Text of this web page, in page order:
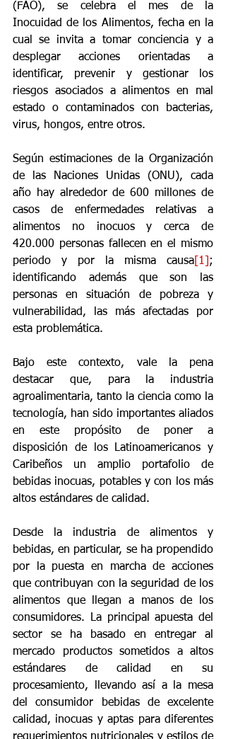
(FAO), se celebra el mes de la
Inocuidad de los Alimentos, fecha en la
cual se invita a tomar conciencia y a
desplegar acciones orientadas a
identificar, prevenir y gestionar los
riesgos asociados a alimentos en mal
estado o contaminados con bacterias,
virus, hongos, entre otros.
Según estimaciones de la Organización
de las Naciones Unidas (ONU), cada
año hay alrededor de 600 millones de
casos de enfermedades relativas a
alimentos no inocuos y cerca de
420.000 personas fallecen en el mismo
periodo y por la misma causa [1] ;
identificando además que son las
personas en situación de pobreza y
vulnerabilidad, las más afectadas por
esta problemática.
Bajo este contexto, vale la pena
destacar que, para la industria
agroalimentaria, tanto la ciencia como la
tecnología, han sido importantes aliados
en este propósito de poner a
disposición de los Latinoamericanos y
Caribeños un amplio portafolio de
bebidas inocuas, potables y con los más
altos estándares de calidad.
Desde la industria de alimentos y
bebidas, en particular, se ha propendido
por la puesta en marcha de acciones
que contribuyan con la seguridad de los
alimentos que llegan a manos de los
consumidores. La principal apuesta del
sector se ha basado en entregar al
mercado productos sometidos a altos
estándares de calidad en su
procesamiento, llevando así a la mesa
del consumidor bebidas de excelente
calidad, inocuas y aptas para diferentes